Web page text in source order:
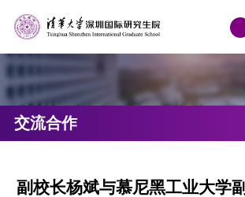
交流合作
副校长杨斌与慕尼黑工业大学